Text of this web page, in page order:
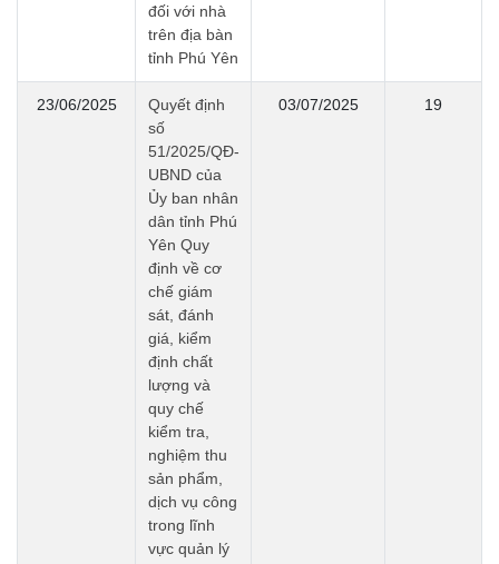
đối với nhà
trên địa bàn
tỉnh Phú Yên
23/06/2025
Quyết định
số
51/2025/QĐ-
UBND của
Ủy ban nhân
dân tỉnh Phú
Yên Quy
định về cơ
chế giám
sát, đánh
giá, kiểm
định chất
lượng và
quy chế
kiểm tra,
nghiệm thu
sản phẩm,
dịch vụ công
trong lĩnh
vực quản lý
03/07/2025 19